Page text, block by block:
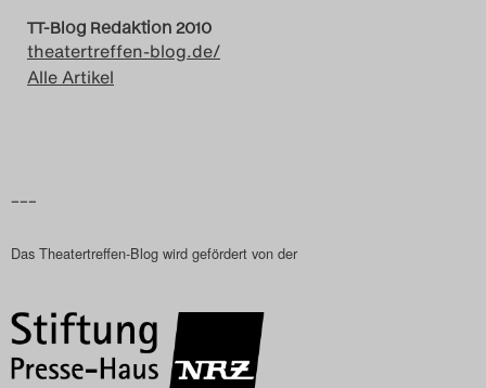
TT-Blog Redaktion 2010
theatertreffen-blog.de/
Alle Artikel
–––
Das Theatertreffen-Blog wird gefördert von der